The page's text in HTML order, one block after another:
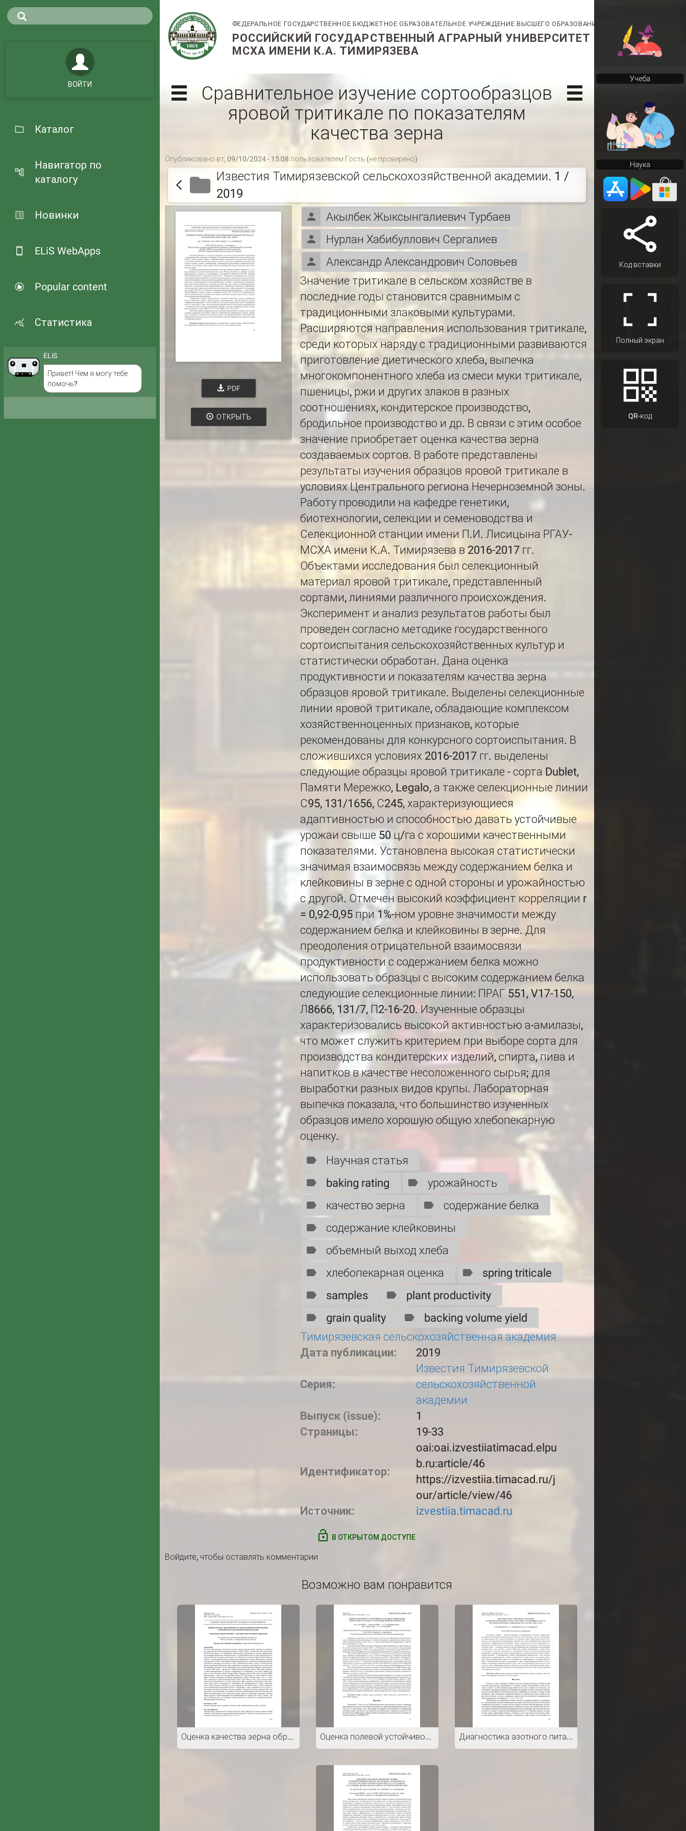
ВОЙТИ
Каталог
Навигатор по
каталогу
Новинки
ELiS WebApps
Popular content
Статистика
ELiS
Привет! Чем я могу тебе
помочь?
Сравнительное изучение сортообразцов
яровой тритикале по показателям
качества зерна
Опубликовано вт, 09/10/2024 - 15:08 пользователем Гость (не проверено)
Известия Тимирязевской сельскохозяйственной академии. 1 /
2019
PDF
ОТКРЫТЬ
Акылбек Жыксынгалиевич Турбаев
Нурлан Хабибуллович Сергалиев
Александр Александрович Соловьев
Значение тритикале в сельском хозяйстве в
последние годы становится сравнимым с
традиционными злаковыми культурами.
Расширяются направления использования тритикале,
среди которых наряду с традиционными развиваются
приготовление диетического хлеба, выпечка
многокомпонентного хлеба из смеси муки тритикале,
пшеницы, ржи и других злаков в разных
соотношениях, кондитерское производство,
бродильное производство и др. В связи с этим особое
значение приобретает оценка качества зерна
создаваемых сортов. В работе представлены
результаты изучения образцов яровой тритикале в
условиях Центрального региона Нечерноземной зоны.
Работу проводили на кафедре генетики,
биотехнологии, селекции и семеноводства и
Селекционной станции имени П.И. Лисицына РГАУ-
МСХА имени К.А. Тимирязева в 2016-2017 гг.
Объектами исследования был селекционный
материал яровой тритикале, представленный
сортами, линиями различного происхождения.
Эксперимент и анализ результатов работы был
проведен согласно методике государственного
сортоиспытания сельскохозяйственных культур и
статистически обработан. Дана оценка
продуктивности и показателям качества зерна
образцов яровой тритикале. Выделены селекционные
линии яровой тритикале, обладающие комплексом
хозяйственноценных признаков, которые
рекомендованы для конкурсного сортоиспытания. В
сложившихся условиях 2016-2017 гг. выделены
следующие образцы яровой тритикале - сорта Dublet,
Памяти Мережко, Legalo, а также селекционные линии
С95, 131/1656, С245, характеризующиеся
адаптивностью и способностью давать устойчивые
урожаи свыше 50 ц/га с хорошими качественными
показателями. Установлена высокая статистически
значимая взаимосвязь между содержанием белка и
клейковины в зерне с одной стороны и урожайностью
с другой. Отмечен высокий коэффициент корреляции r
= 0,92-0,95 при 1%-ном уровне значимости между
содержанием белка и клейковины в зерне. Для
преодоления отрицательной взаимосвязи
продуктивности с содержанием белка можно
использовать образцы с высоким содержанием белка
следующие селекционные линии: ПРАГ 551, V17-150,
Л8666, 131/7, П2-16-20. Изученные образцы
характеризовались высокой активностью а-амилазы,
что может служить критерием при выборе сорта для
производства кондитерских изделий, спирта, пива и
напитков в качестве несоложенного сырья; для
выработки разных видов крупы. Лабораторная
выпечка показала, что большинство изученных
образцов имело хорошую общую хлебопекарную
оценку.
Научная статья
baking rating
урожайность
качество зерна
содержание белка
содержание клейковины
объемный выход хлеба
хлебопекарная оценка
spring triticale
samples
plant productivity
grain quality
backing volume yield
Тимирязевская сельскохозяйственная академия
Дата публикации:
2019
Серия:
Известия Тимирязевской
сельскохозяйственной
академии
Выпуск (issue):
1
Страницы:
19-33
Идентификатор:
oai:oai.izvestiiatimacad.elpu
b.ru:article/46
https://izvestiia.timacad.ru/j
our/article/view/46
Источник:
izvestiia.timacad.ru
В ОТКРЫТОМ ДОСТУПЕ
Войдите, чтобы оставлять комментарии
Возможно вам понравится
Оценка качества зерна образцов коллекции озимой мягкой пшеницы в Московской сельскохозяйственной академии Оценка полевой устойчивости и идентификация некоторых Lr-генов у образцов яровой тритикале Диагностика азотного питания и прогнозирование качества зерна злаковых культур по концентрации аминокислот в соке листьев
Учеба
Наука
Код вставки
Полный экран
QR-код